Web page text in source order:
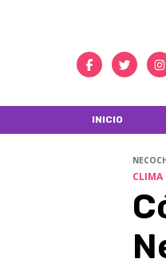
INICIO
CLIMA